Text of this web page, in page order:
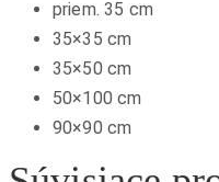
priem. 35 cm
35×35 cm
35×50 cm
50×100 cm
90×90 cm